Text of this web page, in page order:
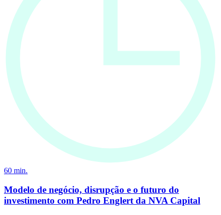
60 min.
Modelo de negócio, disrupção e o futuro do
investimento com Pedro Englert da NVA Capital